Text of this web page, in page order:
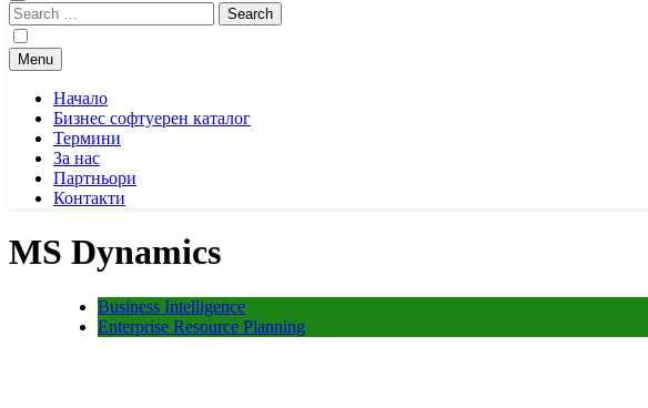
Search
for:
Menu
Начало
Бизнес софтуерен каталог
Термини
За нас
Партньори
Контакти
MS Dynamics
Business Intelligence
Enterprise Resource Planning